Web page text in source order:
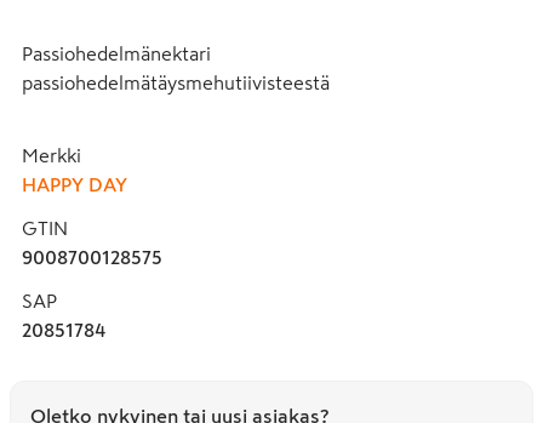
Passiohedelmänektari
passiohedelmätäysmehutiivisteestä
Merkki
HAPPY DAY
GTIN
9008700128575
SAP
20851784
Oletko nykyinen tai uusi asiakas?